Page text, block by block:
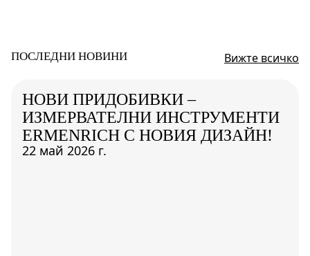
ПОСЛЕДНИ НОВИНИ Вижте всичко